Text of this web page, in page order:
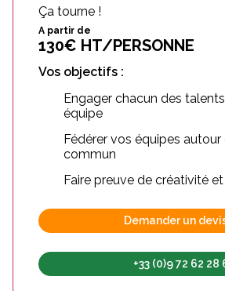
Ça tourne !
A partir de
130€ HT/PERSONNE
Vos objectifs :
Engager chacun des talents
équipe
Fédérer vos équipes autour
commun
Faire preuve de créativité
Demander un
+33 (0)9 72 62 28